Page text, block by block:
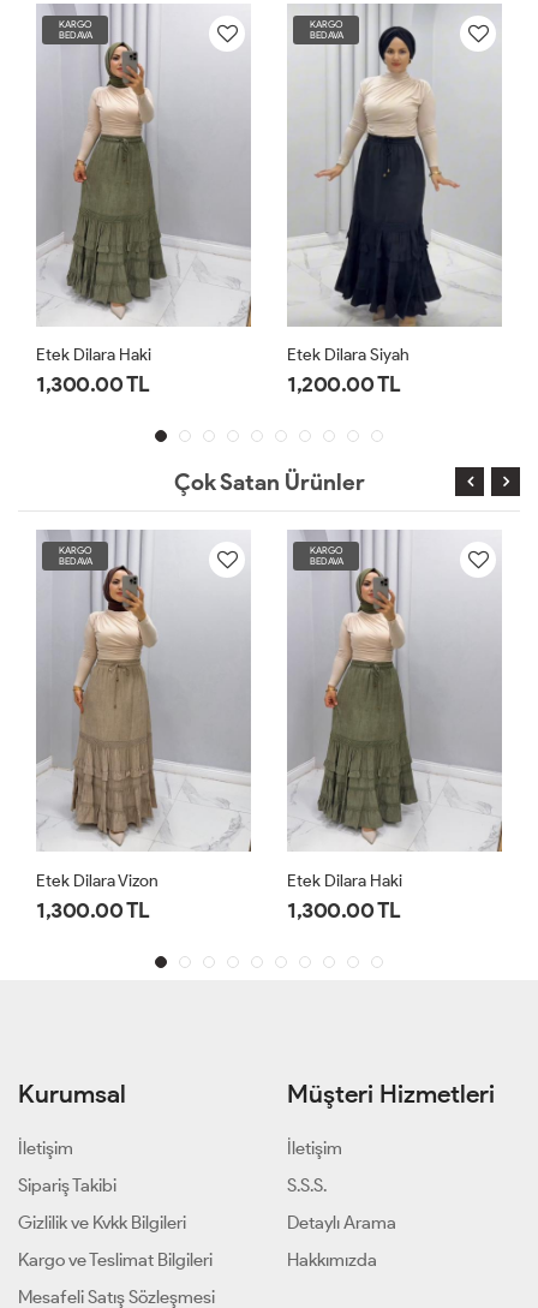
KARGO
BEDAVA
Etek Dilara Siyah
1,200.00 TL
KARGO
BEDAVA
Etek Kot Seren Lacivert
1,300.00 TL
Çok Satan Ürünler
KARGO
BEDAVA
Etek Dilara Haki
1,300.00 TL
KARGO
BEDAVA
Etek Dilara Krem
1,300.00 TL
Kurumsal
İletişim
Sipariş Takibi
Gizlilik ve Kvkk Bilgileri
Kargo ve Teslimat Bilgileri
Mesafeli Satış Sözleşmesi
Müşteri Hizmetleri
İletişim
S.S.S.
Detaylı Arama
Hakkımızda